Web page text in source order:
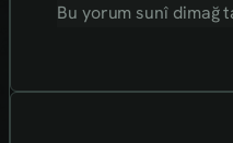
Bu yorum sunî dimağ